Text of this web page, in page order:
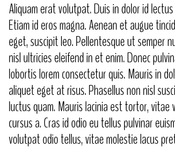
Aliquam erat volutpat. Duis in dolor id
Etiam id eros magna. Aenean et augue
eget, suscipit leo. Pellentesque ut semper
nisl ultricies eleifend in et enim. Donec
lobortis lorem consectetur quis. Mauris in
aliquet eget at risus. Phasellus non nisl
luctus quam. Mauris lacinia est tortor, vitae
cursus a. Cras id odio eu tellus pulvinar
volutpat odio tellus, vitae molestie lacus